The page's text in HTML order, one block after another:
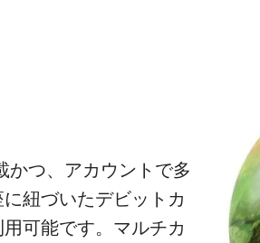
かつ、アカウントで多
紐づいたデビットカ
可能です。マルチカ